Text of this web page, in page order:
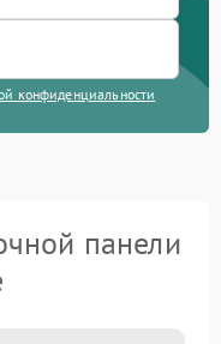
конфиденциальности
панели